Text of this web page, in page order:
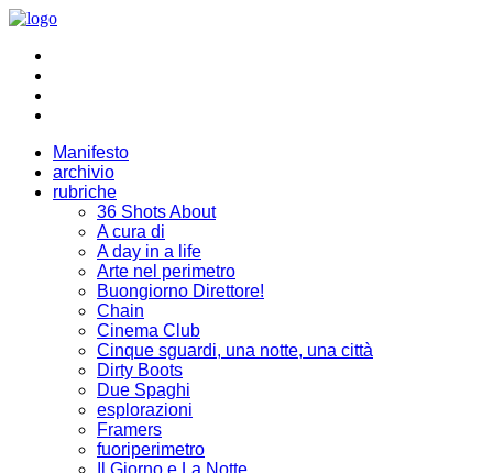
Manifesto
archivio
rubriche
36 Shots About
A cura di
A day in a life
Arte nel perimetro
Buongiorno Direttore!
Chain
Cinema Club
Cinque sguardi, una notte, una città
Dirty Boots
Due Spaghi
esplorazioni
Framers
fuoriperimetro
Il Giorno e La Notte